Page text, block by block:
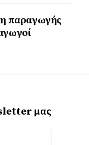
παραγωγής
μας